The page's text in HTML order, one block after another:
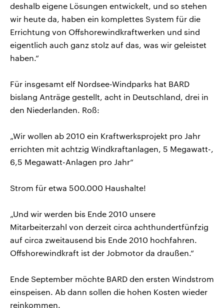
deshalb eigene Lösungen entwickelt, und so stehen
wir heute da, haben ein komplettes System für die
Errichtung von Offshorewindkraftwerken und sind
eigentlich auch ganz stolz auf das, was wir geleistet
haben.“
Für insgesamt elf Nordsee-Windparks hat BARD
bislang Anträge gestellt, acht in Deutschland, drei in
den Niederlanden. Roß:
„Wir wollen ab 2010 ein Kraftwerksprojekt pro Jahr
errichten mit achtzig Windkraftanlagen, 5 Megawatt-,
6,5 Megawatt-Anlagen pro Jahr“
Strom für etwa 500.000 Haushalte!
„Und wir werden bis Ende 2010 unsere
Mitarbeiterzahl von derzeit circa achthundertfünfzig
auf circa zweitausend bis Ende 2010 hochfahren.
Offshorewindkraft ist der Jobmotor da draußen.“
Ende September möchte BARD den ersten Windstrom
einspeisen. Ab dann sollen die hohen Kosten wieder
reinkommen.